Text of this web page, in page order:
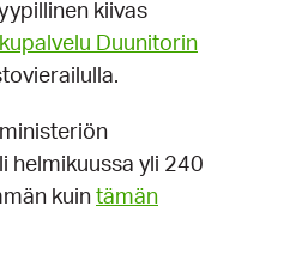
kiivas
Duunitorin
helmikuussa yli 240
kuin tämän